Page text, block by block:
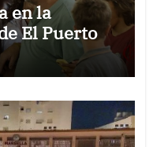
en la
El Puerto